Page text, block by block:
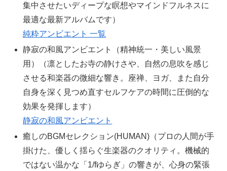
集中させたいディープな瞑想やマインドフルネスに
最適な最新アルバムです）
純粋アンビエント 一覧
静寂の和風アンビエント（精神統一・美しい風景
用）（凛としたお寺の静けさや、自然の息吹を感じ
させる和楽器の微細な響き。座禅、ヨガ、また自分
自身を深く見つめ直すセルフケアの時間に圧倒的な
効果を発揮します）
静寂の和風アンビエント
癒しのBGMセレクション(HUMAN)（プロの人間が手
掛けた、優しく揺らぐ生楽器のクオリティ。機械的
ではない温かな「1/fゆらぎ」の響きが、心身の緊張